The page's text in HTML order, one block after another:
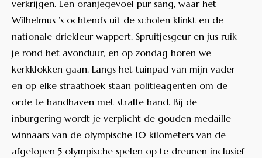
verkrijgen. Een oranjegevoel pur sang, waar het
Wilhelmus ’s ochtends uit de scholen klinkt en de
nationale driekleur wappert. Spruitjesgeur en jus ruik
je rond het avonduur, en op zondag horen we
kerkklokken gaan. Langs het tuinpad van mijn vader
en op elke straathoek staan politieagenten om de
orde te handhaven met straffe hand. Bij de
inburgering wordt je verplicht de gouden medaille
winnaars van de olympische 10 kilometers van de
afgelopen 5 olympische spelen op te dreunen inclusief